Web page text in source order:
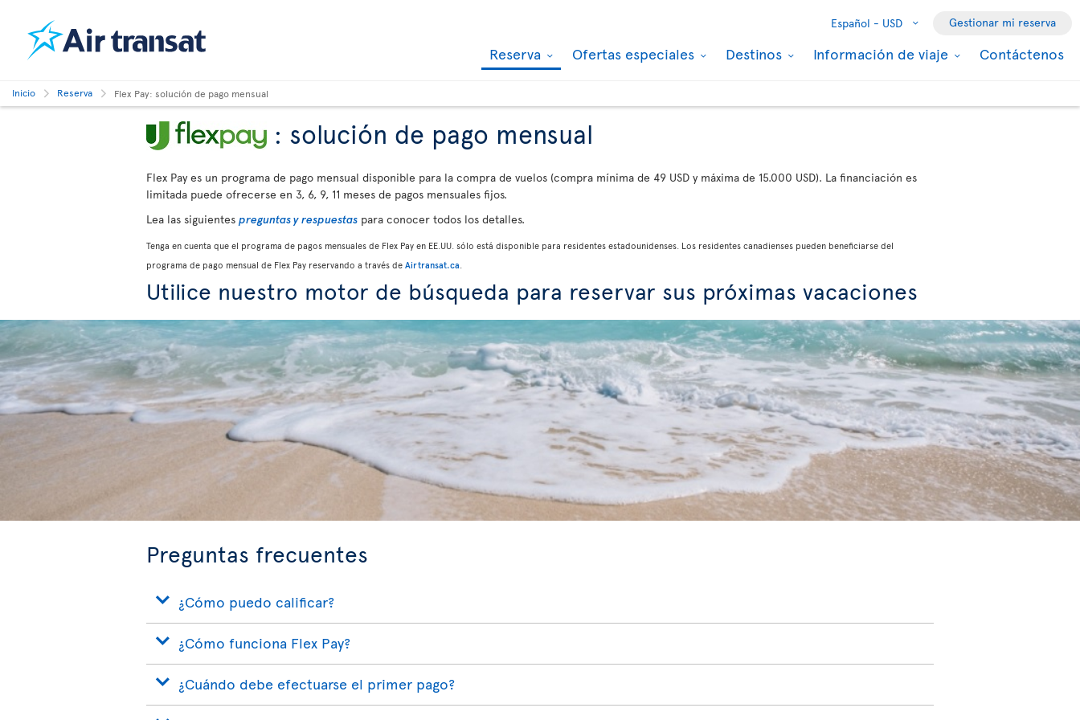
Español - USD Gestionar mi reserva
Reserva Ofertas especiales Destinos Información de viaje Contáctenos
Inicio Reserva Flex Pay: solución de pago mensual
: solución de pago mensual
Flex Pay es un programa de pago mensual disponible para la compra de vuelos (compra mínima de 49 USD y máxima de 15.000 USD). La financiación es
limitada puede ofrecerse en 3, 6, 9, 11 meses de pagos mensuales fijos.
Lea las siguientes preguntas y respuestas para conocer todos los detalles.
Tenga en cuenta que el programa de pagos mensuales de Flex Pay en EE.UU. sólo está disponible para residentes estadounidenses. Los residentes canadienses pueden beneficiarse del
programa de pago mensual de Flex Pay reservando a través de Airtransat.ca.
Utilice nuestro motor de búsqueda para reservar sus próximas vacaciones
Preguntas frecuentes
¿Cómo puedo calificar?
¿Cómo funciona Flex Pay?
¿Cuándo debe efectuarse el primer pago?